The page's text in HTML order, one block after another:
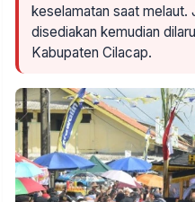
keselamatan saat melaut.
disediakan kemudian
Kabupaten Cilacap.